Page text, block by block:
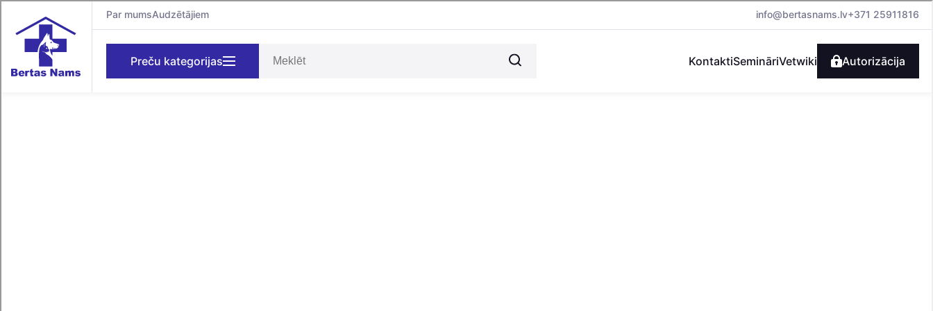
Par mumsAudzētājiem info@bertasnams.lv+371 25911816
Preču kategorijas KontaktiSemināriVetwiki Autorizācija